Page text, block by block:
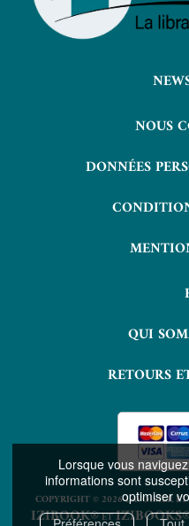
Lorsque vous
informations sont
optimiser
NOUS
DONNÉES
QUI
RETOURS
COPYRIGHT © 2026 LAVOISIER
IZIBOOK®ET